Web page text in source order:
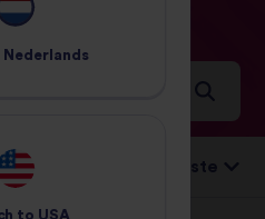
Recepten
een wereld vol smaken
Sorteren op:
Nederlands
to USA